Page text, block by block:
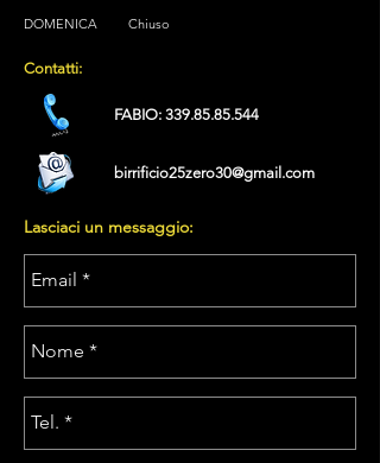
DOMENICA
Chiuso
Contatti:
FABIO: 339.85.85.544
birrificio25zero30@gmail.com
Lasciaci un messaggio: